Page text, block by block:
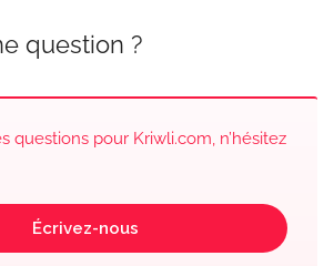
question ?
questions pour Kriwli.com, n’hésitez
Écrivez-nous